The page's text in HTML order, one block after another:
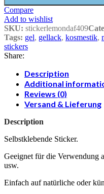
Compare
Add to wishlist
SKU: stickerlemondaf409
Tags: gel, gellack, kosmestik,
stickers
Share:
Description
Additional
Reviews (0)
Versand & Lieferung
Description
Selbstklebende Sticker.
Geeignet für die
usw.
Einfach auf natürliche oder